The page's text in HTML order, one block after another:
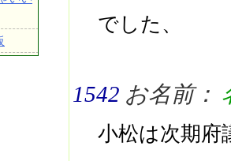
でした、
1542 お名前：
小松は次期府